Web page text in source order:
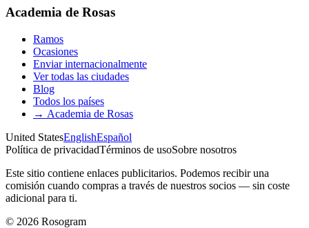
Academia de Rosas
Ramos
Ocasiones
Enviar internacionalmente
Ver todas las ciudades
Blog
Todos los países
→ Academia de Rosas
United StatesEnglishEspañol
Política de privacidadTérminos de usoSobre nosotros
Este sitio contiene enlaces publicitarios. Podemos recibir una
comisión cuando compras a través de nuestros socios — sin coste
adicional para ti.
© 2026 Rosogram